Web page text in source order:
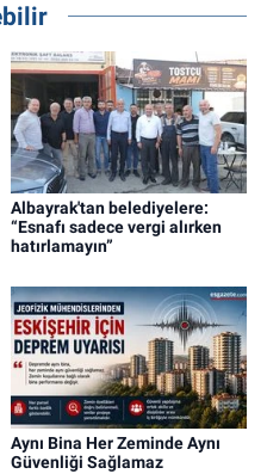
Albayrak'tan belediyelere:
“Esnafı sadece vergi alırken
hatırlamayın”
Aynı Bina Her Zeminde Aynı
Güvenliği Sağlamaz